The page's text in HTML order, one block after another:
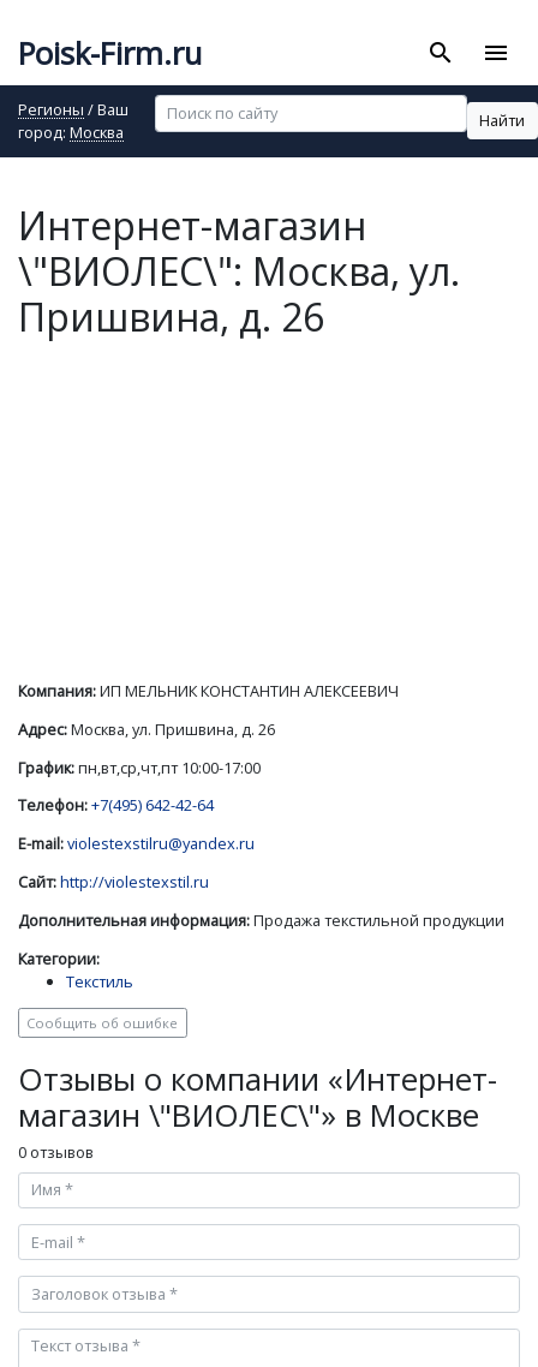
Poisk-Firm.ru search menu
Регионы / Ваш
город: Москва
Найти
Интернет-магазин
\"ВИОЛЕС\": Москва, ул.
Пришвина, д. 26
Компания:ИП МЕЛЬНИК КОНСТАНТИН АЛЕКСЕЕВИЧ
Адрес:Москва, ул. Пришвина, д. 26
График:пн,вт,ср,чт,пт 10:00-17:00
Телефон:+7(495) 642-42-64
E-mail:violestexstilru@yandex.ru
Сайт:http://violestexstil.ru
Дополнительная информация:Продажа текстильной продукции
Категории:
Текстиль
Сообщить об ошибке
Отзывы о компании «Интернет-
магазин \"ВИОЛЕС\"» в Москве
0 отзывов